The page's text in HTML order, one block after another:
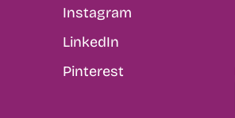
Instagram
LinkedIn
Pinterest